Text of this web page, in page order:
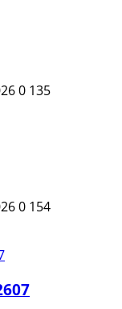
0 135
0 154